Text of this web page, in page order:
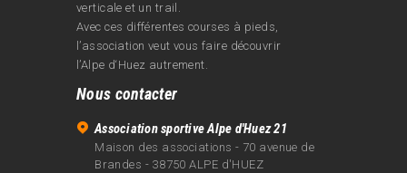
verticale et un trail.
Avec ces différentes courses à pieds,
l’association veut vous faire découvrir
l’Alpe d‘Huez autrement.
Nous contacter
Association sportive Alpe d'Huez 21
Maison des associations - 70 avenue de
Brandes - 38750 ALPE d'HUEZ